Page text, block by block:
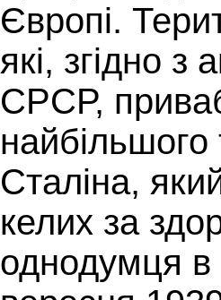
Європі.
які, згідно з
СРСР,
Сталіна,
келих за
однодумця в